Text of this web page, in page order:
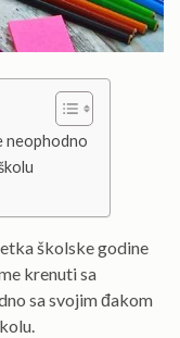
neophodno
školske godine
krenuti sa
sa svojim đakom